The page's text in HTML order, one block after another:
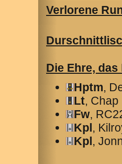
Verlorene
Die Ehre,
Hptm,
Lt, Chap
Fw,
Kpl,
Kpl,